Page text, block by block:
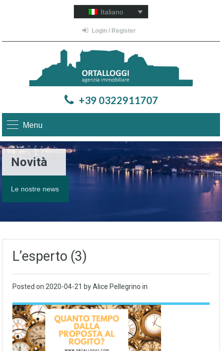
Italiano
Login / Register
+39 0322911707
Menu
Novità
Le nostre news
L’esperto (3)
Posted on 2020-04-21 by Alice Pellegrino in